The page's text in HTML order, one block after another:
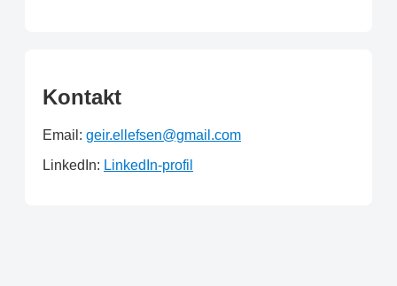
Kontakt
Email: geir.ellefsen@gmail.com
LinkedIn: LinkedIn-profil